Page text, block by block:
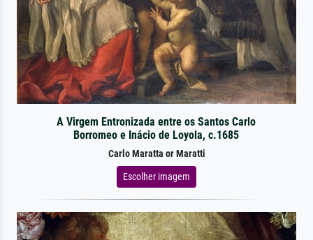
A Virgem Entronizada entre os Santos Carlo
Borromeo e Inácio de Loyola, c.1685
Carlo Maratta or Maratti
Escolher imagem